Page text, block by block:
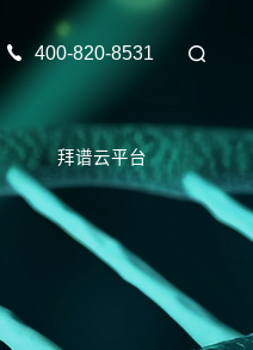
400-820-8531
拜谱云平台